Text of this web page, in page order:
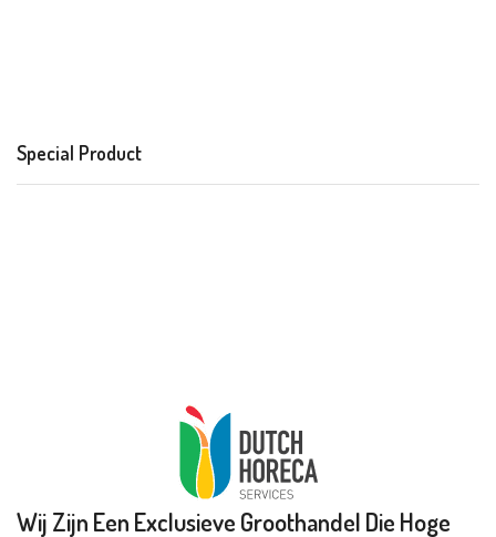
Special Product
Wij Zijn Een Exclusieve Groothandel Die Hoge